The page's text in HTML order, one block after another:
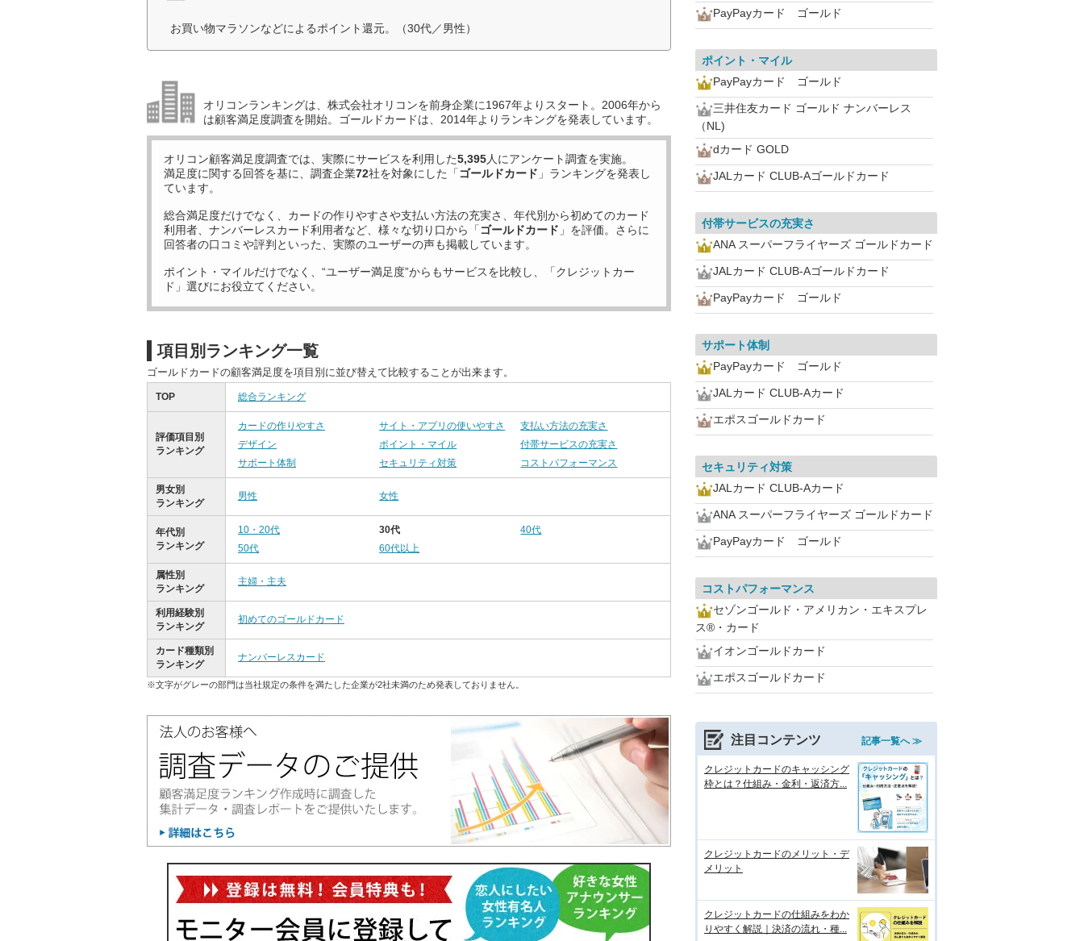
お買い物マラソンなどによるポイント還元。（30代／男性）
オリコンランキングは、株式会社オリコンを前身企業に1967年よりスタート。2006年から
は顧客満足度調査を開始。ゴールドカードは、2014年よりランキングを発表しています。
オリコン顧客満足度調査では、実際にサービスを利用した5,395人にアンケート調査を実施。
満足度に関する回答を基に、調査企業72社を対象にした「 ゴールドカード 」ランキングを発表し
ています。
総合満足度だけでなく、カードの作りやすさや支払い方法の充実さ、年代別から初めてのカード
利用者、ナンバーレスカード利用者など、様々な切り口から「 ゴールドカード 」を評価。さらに
回答者の口コミや評判といった、実際のユーザーの声も掲載しています。
ポイント・マイルだけでなく、“ユーザー満足度”からもサービスを比較し、「クレジットカー
ド」選びにお役立てください。
項目別ランキング一覧
ゴールドカードの顧客満足度を項目別に並び替えて比較することが出来ます。
TOP 総合ランキング
評価項目別
ランキング
カードの作りやすさ サイト・アプリの使いやすさ
支払い方法の充実さ
デザイン
ポイント・マイル
付帯サービスの充実さ
サポート体制
セキュリティ対策 コストパフォーマンス
男女別
ランキング
男性 女性
年代別
ランキング
10・20代 30代
40代
50代
60代以上
属性別
ランキング
主婦・主夫
利用経験別
ランキング
初めてのゴールドカード
カード種類別
ランキング
ナンバーレスカード
※文字がグレーの部門は当社規定の条件を満たした企業が2社未満のため発表しておりません。
PayPayカード ゴールド
ポイント・マイル
PayPayカード ゴールド
三井住友カード ゴールド ナンバーレス
（NL)
dカード GOLD
JALカード CLUB-Aゴールドカード
付帯サービスの充実さ
ANA スーパーフライヤーズ ゴールドカード
JALカード CLUB-Aゴールドカード
PayPayカード ゴールド
サポート体制
PayPayカード ゴールド
JALカード CLUB-Aカード
エポスゴールドカード
セキュリティ対策
JALカード CLUB-Aカード
ANA スーパーフライヤーズ ゴールドカード
PayPayカード ゴールド
コストパフォーマンス
セゾンゴールド・アメリカン・エキスプレ
ス®・カード
イオンゴールドカード
エポスゴールドカード
注目コンテンツ 記事一覧へ ≫
クレジットカードのキャッシング
枠とは？仕組み・金利・返済方...
クレジットカードのメリット・デ
メリット
クレジットカードの仕組みをわか
りやすく解説｜決済の流れ・種...